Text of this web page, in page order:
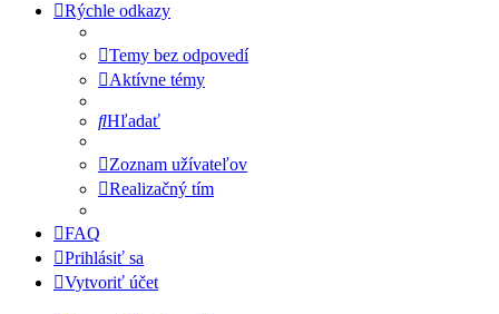
Rýchle odkazy
Temy bez odpovedí
Aktívne témy
Hľadať
Zoznam užívateľov
Realizačný tím
FAQ
Prihlásiť sa
Vytvoriť účet